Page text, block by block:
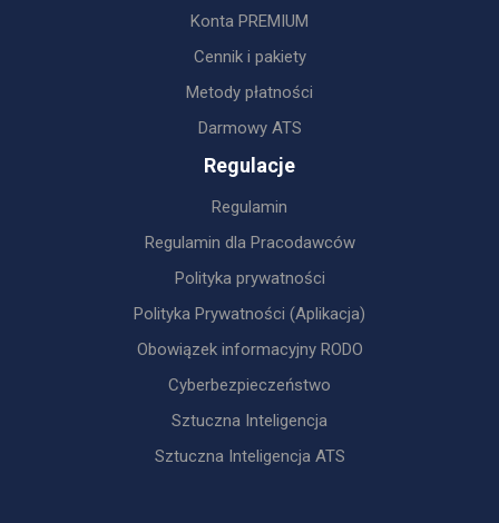
Konta PREMIUM
Cennik i pakiety
Metody płatności
Darmowy ATS
Regulacje
Regulamin
Regulamin dla Pracodawców
Polityka prywatności
Polityka Prywatności (Aplikacja)
Obowiązek informacyjny RODO
Cyberbezpieczeństwo
Sztuczna Inteligencja
Sztuczna Inteligencja ATS